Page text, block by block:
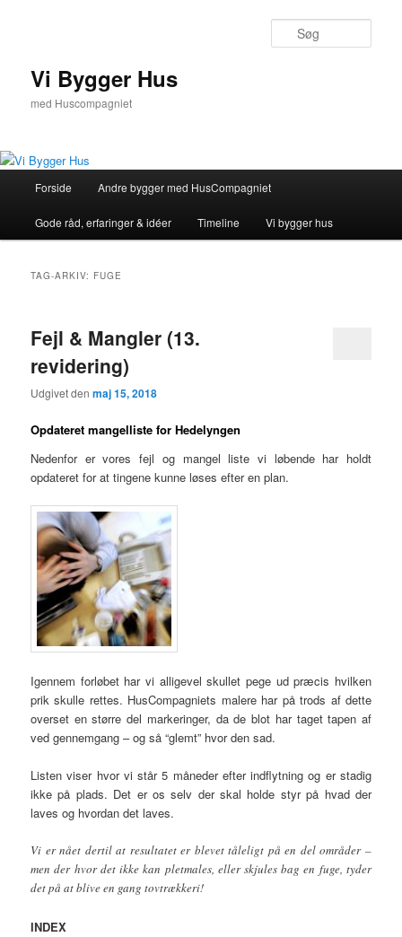
Vi Bygger Hus
med Huscompagniet
Forside Andre bygger med HusCompagniet
Gode råd, erfaringer & idéer Timeline Vi bygger hus
TAG-ARKIV: FUGE
Fejl & Mangler (13.
revidering)
Udgivet denmaj 15, 2018
Opdateret mangelliste for Hedelyngen
Nedenfor er vores fejl og mangel liste vi løbende har holdt
opdateret for at tingene kunne løses efter en plan.
Igennem forløbet har vi alligevel skullet pege ud præcis hvilken
prik skulle rettes. HusCompagniets malere har på trods af dette
overset en større del markeringer, da de blot har taget tapen af
ved gennemgang – og så “glemt” hvor den sad.
Listen viser hvor vi står 5 måneder efter indflytning og er stadig
ikke på plads. Det er os selv der skal holde styr på hvad der
laves og hvordan det laves.
Vi er nået dertil at resultatet er blevet tåleligt på en del områder –
men der hvor det ikke kan pletmales, eller skjules bag en fuge, tyder
det på at blive en gang tovtrækkeri!
INDEX